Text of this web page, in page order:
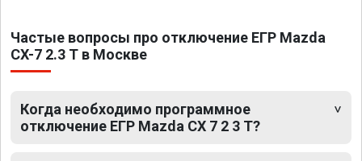
Частые вопросы про отключение ЕГР Mazda
CX-7 2.3 T в Москве
Когда необходимо программное
отключение ЕГР Mazda CX 7 2 3 T?